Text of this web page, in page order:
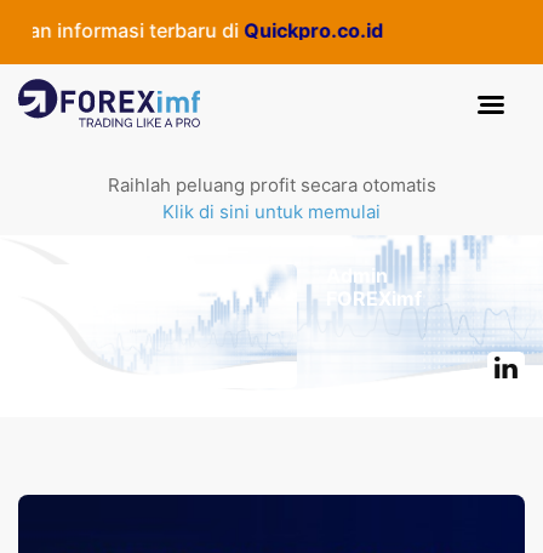
informasi terbaru diQuickpro.co.id
Raihlah peluang profit secara otomatis
Klik di sini untuk memulai
Admin
FOREXimf